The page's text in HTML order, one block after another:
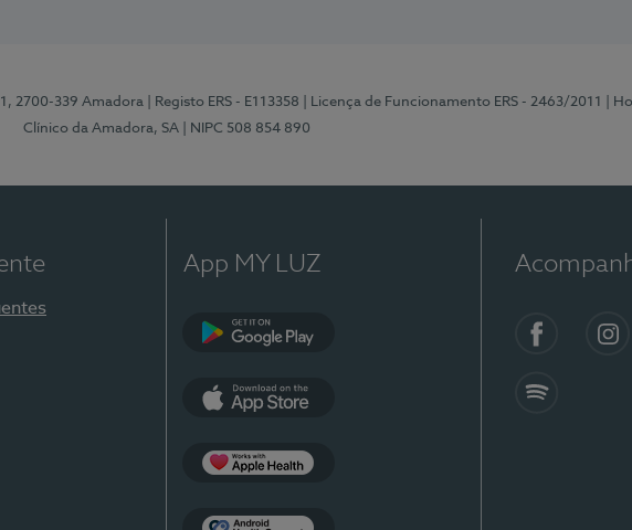
2700-339 Amadora | Registo ERS - E113358 | Licença de Funcionamento ERS - 2463/2011
|
Clínico da Amadora, SA
| NIPC 508 854 890
App MY LUZ